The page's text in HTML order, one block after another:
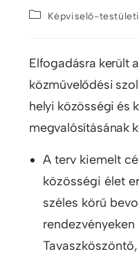
Képviselő-
Elfogadásra került
közművelődési
helyi közösségi és
megvalósításának
A terv kiemelt
közösségi élet
széles körű